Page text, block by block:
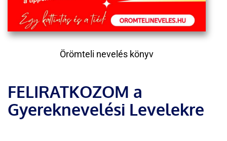
Örömteli nevelés könyv
FELIRATKOZOM a
Gyereknevelési Levelekre